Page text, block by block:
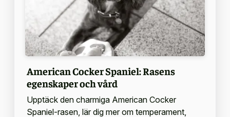
American Cocker Spaniel: Rasens
egenskaper och vård
Upptäck den charmiga American Cocker
Spaniel-rasen, lär dig mer om temperament,